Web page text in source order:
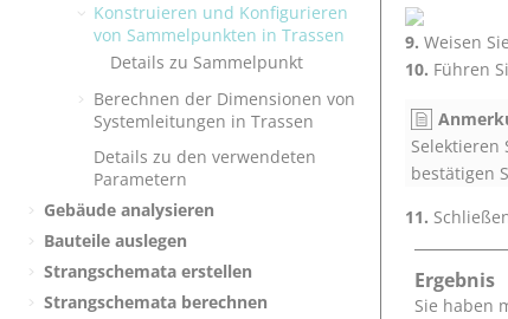
Konstruieren und Konfigurieren
von Sammelpunkten in Trassen
Details zu Sammelpunkt
Berechnen der Dimensionen von
Systemleitungen in Trassen
Details zu den verwendeten
Parametern
Gebäude analysieren
Bauteile auslegen
Strangschemata erstellen
Strangschemata berechnen
Weisen
Führen
bestätigen
Ergebnis
Sie haben